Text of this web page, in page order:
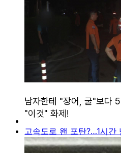
고속도로 왠 포탄?…1시간